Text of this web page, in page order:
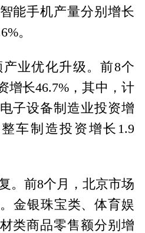
能手机产量分别增长
。
业优化升级。前8个
增长46.7%，其中，计
子设备制造业投资增
车制造投资增长1.9
。前8个月，北京市场
金银珠宝类、体育娱
类商品零售额分别增